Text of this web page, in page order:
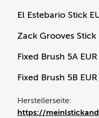
El Estebario Stick
Zack Grooves Stick
Fixed Brush 5A
Fixed Brush 5B
Herstellerseite:
https://